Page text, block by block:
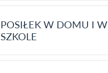
POSIŁEK W DOMU I W
SZKOLE